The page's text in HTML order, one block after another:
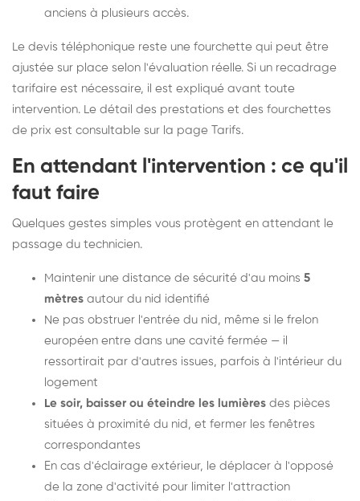
anciens à plusieurs accès.
Le devis téléphonique reste une fourchette qui peut être
ajustée sur place selon l'évaluation réelle. Si un recadrage
tarifaire est nécessaire, il est expliqué avant toute
intervention. Le détail des prestations et des fourchettes
de prix est consultable sur la page Tarifs.
En attendant l'intervention : ce qu'il
faut faire
Quelques gestes simples vous protègent en attendant le
passage du technicien.
Maintenir une distance de sécurité d'au moins 5
mètres autour du nid identifié
Ne pas obstruer l'entrée du nid, même si le frelon
européen entre dans une cavité fermée — il
ressortirait par d'autres issues, parfois à l'intérieur du
logement
Le soir, baisser ou éteindre les lumières des pièces
situées à proximité du nid, et fermer les fenêtres
correspondantes
En cas d'éclairage extérieur, le déplacer à l'opposé
de la zone d'activité pour limiter l'attraction